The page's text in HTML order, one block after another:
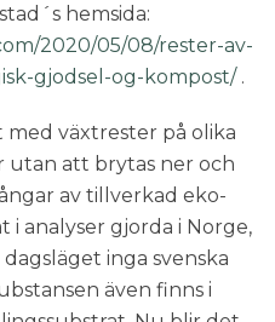
hemsida:
2020/05/08/rester-av-
gjodsel-og-kompost/.
med växtrester på olika
utan att brytas ner och
av tillverkad eko-
i analyser gjorda i Norge,
inga svenska
även finns i